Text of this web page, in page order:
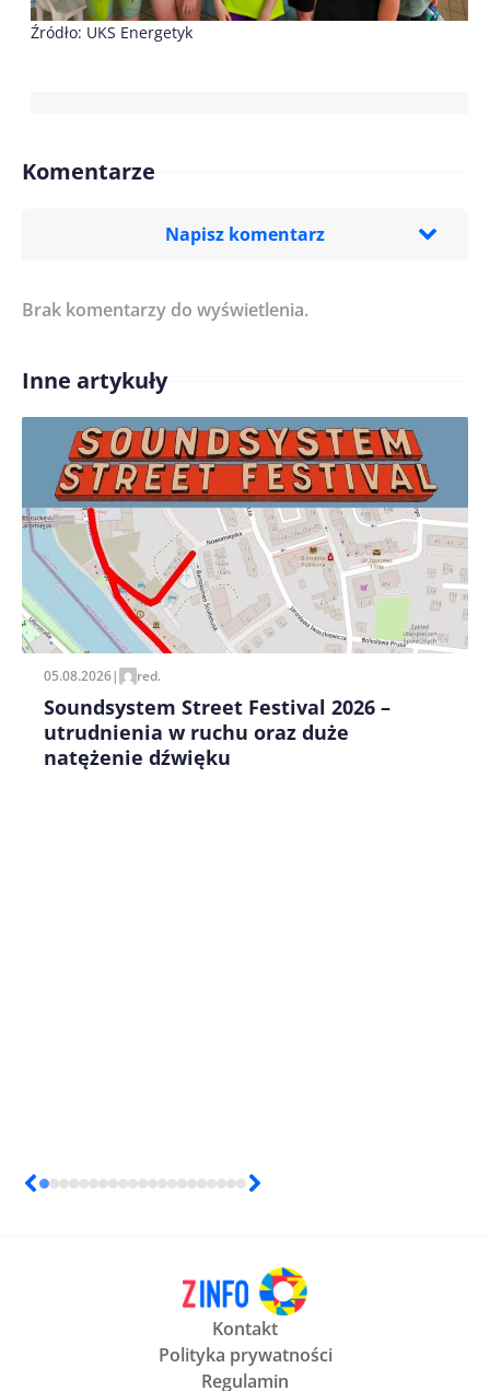
Źródło: UKS Energetyk
Komentarze
Napisz komentarz
Treść komentarza*
Imię/ Nick*
Zapamiętaj moje dane w tej przeglądarce podczas
pisania kolejnych komentarzy.
Brak komentarzy do wyświetlenia.
Inne artykuły
05.08.2026| red.
Soundsystem Street Festival 2026 –
utrudnienia w ruchu oraz duże
natężenie dźwięku
Kontakt
Polityka prywatności
Regulamin